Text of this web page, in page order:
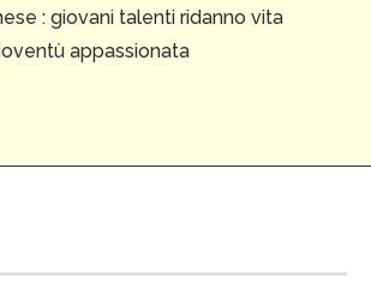
: giovani talenti ridanno vita
appassionata